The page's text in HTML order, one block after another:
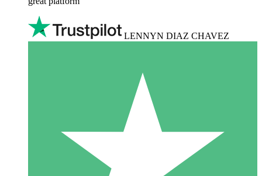
LENNYN DIAZ CHAVEZ